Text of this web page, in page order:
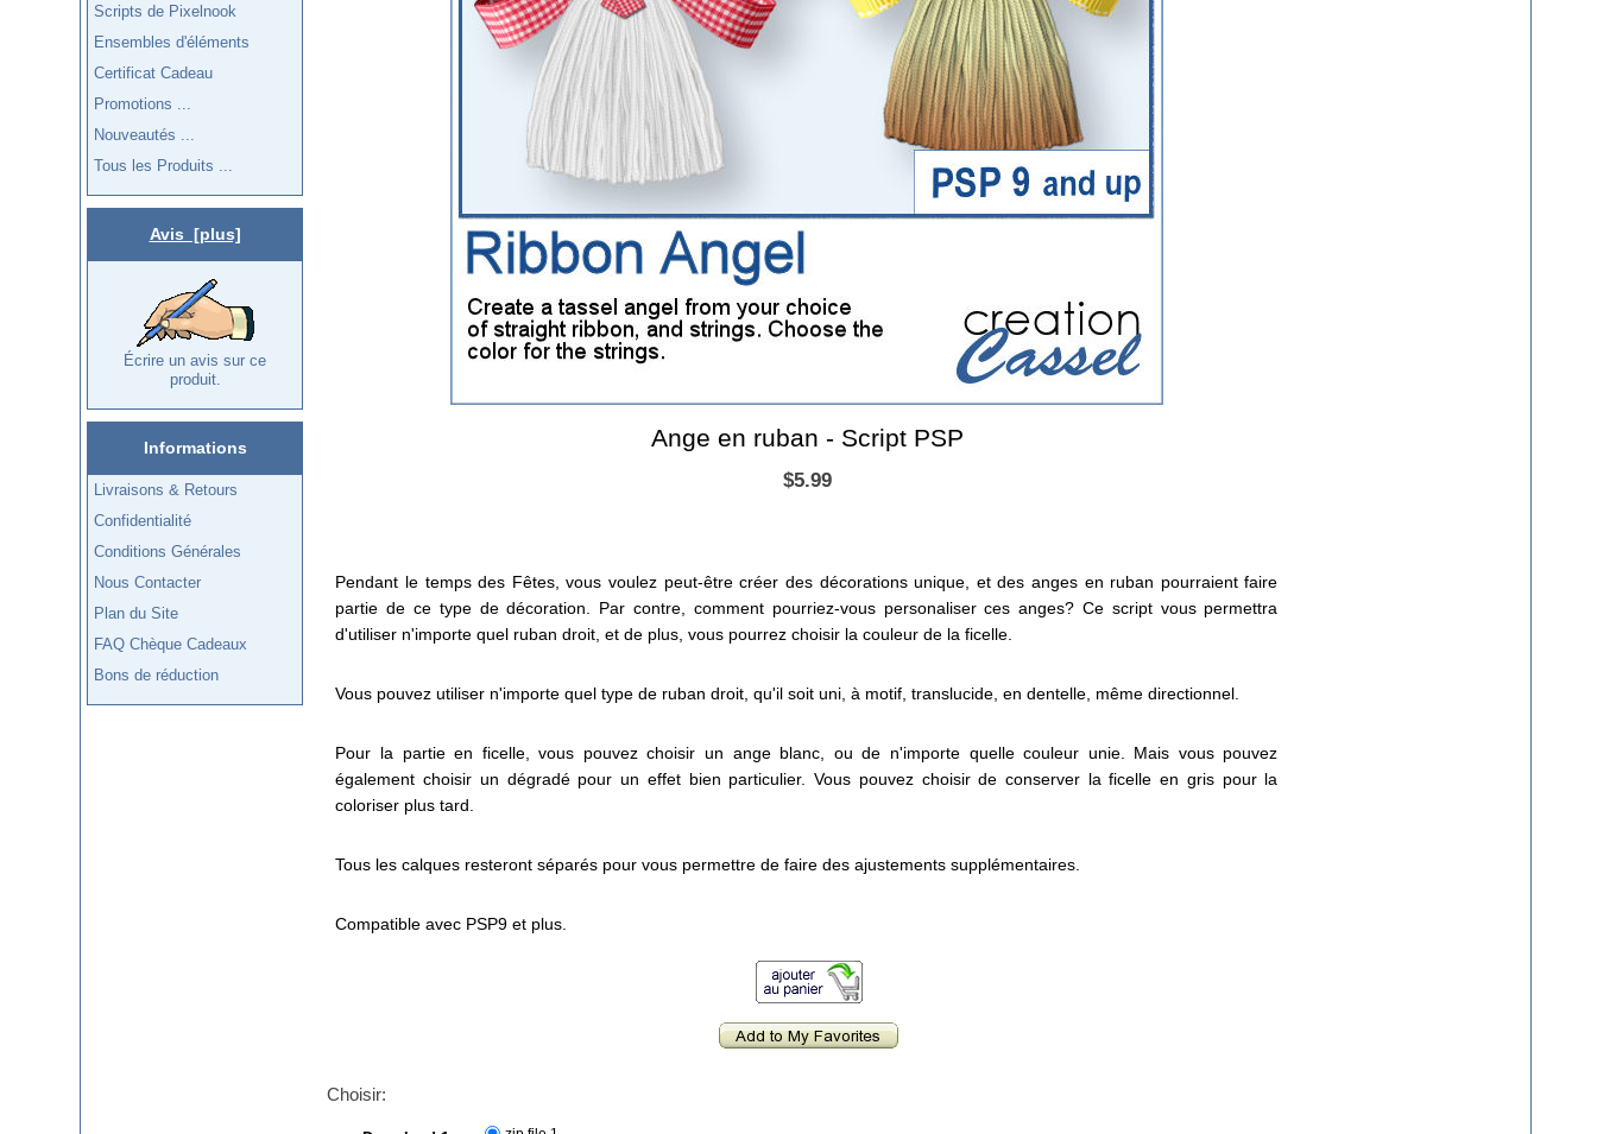
Scripts de Pixelnook
Ensembles d'éléments
Certificat Cadeau
Promotions ...
Nouveautés ...
Tous les Produits ...
Avis [plus]
Écrire un avis sur ce
produit.
Informations
Livraisons & Retours
Confidentialité
Conditions Générales
Nous Contacter
Plan du Site
FAQ Chèque Cadeaux
Bons de réduction
Ange en ruban - Script PSP
$5.99
Pendant le temps des Fêtes, vous voulez peut-être créer des décorations unique, et des anges en ruban pourraient faire
partie de ce type de décoration. Par contre, comment pourriez-vous personaliser ces anges? Ce script vous permettra
d'utiliser n'importe quel ruban droit, et de plus, vous pourrez choisir la couleur de la ficelle.
Vous pouvez utiliser n'importe quel type de ruban droit, qu'il soit uni, à motif, translucide, en dentelle, même directionnel.
Pour la partie en ficelle, vous pouvez choisir un ange blanc, ou de n'importe quelle couleur unie. Mais vous pouvez
également choisir un dégradé pour un effet bien particulier. Vous pouvez choisir de conserver la ficelle en gris pour la
coloriser plus tard.
Tous les calques resteront séparés pour vous permettre de faire des ajustements supplémentaires.
Compatible avec PSP9 et plus.
Choisir: